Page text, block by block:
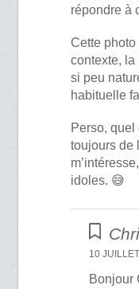
répondre à
Cette
contexte, la
si peu
habituelle
Perso, quel
toujours de
idoles. 😅
10
Bonjour